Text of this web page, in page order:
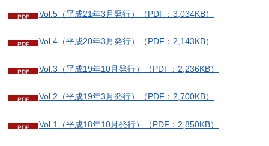
Vol.5（平成21年3月発行）（PDF：3,034KB）
Vol.4（平成20年3月発行）（PDF：2,143KB）
Vol.3（平成19年10月発行）（PDF：2,236KB）
Vol.2（平成19年3月発行）（PDF：2,700KB）
Vol.1（平成18年10月発行）（PDF：2,850KB）